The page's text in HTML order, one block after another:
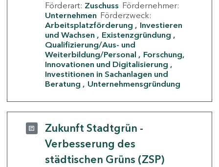
Förderart: Zuschuss Fördernehmer:
Unternehmen Förderzweck:
Arbeitsplatzförderung
Investieren
und Wachsen
Existenzgründung
Qualifizierung/Aus- und
Weiterbildung/Personal
Forschung,
Innovationen und Digitalisierung
Investitionen in Sachanlagen und
Beratung
Unternehmensgründung
Zukunft Stadtgrün -
Verbesserung des
städtischen Grüns (ZSP)